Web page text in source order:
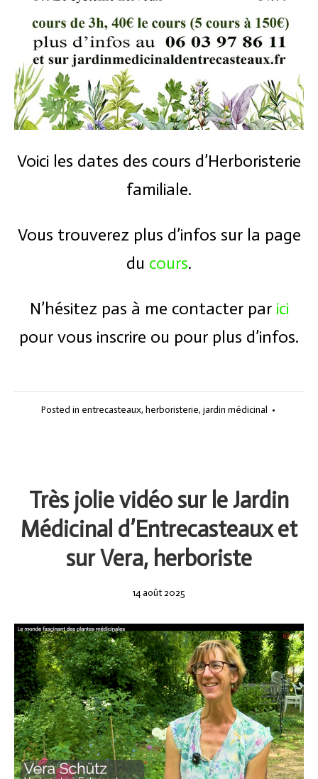
Voici les dates des cours d’Herboristerie
familiale.
Vous trouverez plus d’infos sur la page
du cours.
N’hésitez pas à me contacter par ici
pour vous inscrire ou pour plus d’infos.
Posted in entrecasteaux, herboristerie, jardin médicinal •
Très jolie vidéo sur le Jardin
Médicinal d’Entrecasteaux et
sur Vera, herboriste
14 août 2025
2025